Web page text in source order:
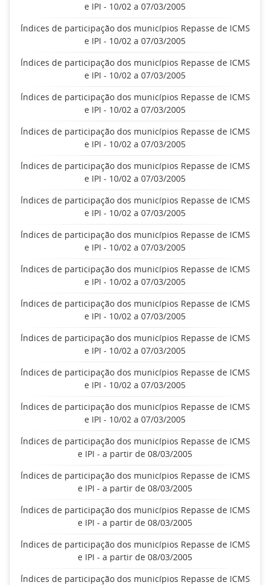
e IPI - 10/02 a 07/03/2005
Índices de participação dos municípios Repasse de ICMS
e IPI - 10/02 a 07/03/2005
Índices de participação dos municípios Repasse de ICMS
e IPI - 10/02 a 07/03/2005
Índices de participação dos municípios Repasse de ICMS
e IPI - 10/02 a 07/03/2005
Índices de participação dos municípios Repasse de ICMS
e IPI - 10/02 a 07/03/2005
Índices de participação dos municípios Repasse de ICMS
e IPI - 10/02 a 07/03/2005
Índices de participação dos municípios Repasse de ICMS
e IPI - 10/02 a 07/03/2005
Índices de participação dos municípios Repasse de ICMS
e IPI - 10/02 a 07/03/2005
Índices de participação dos municípios Repasse de ICMS
e IPI - 10/02 a 07/03/2005
Índices de participação dos municípios Repasse de ICMS
e IPI - 10/02 a 07/03/2005
Índices de participação dos municípios Repasse de ICMS
e IPI - 10/02 a 07/03/2005
Índices de participação dos municípios Repasse de ICMS
e IPI - 10/02 a 07/03/2005
Índices de participação dos municípios Repasse de ICMS
e IPI - 10/02 a 07/03/2005
Índices de participação dos municípios Repasse de ICMS
e IPI - a partir de 08/03/2005
Índices de participação dos municípios Repasse de ICMS
e IPI - a partir de 08/03/2005
Índices de participação dos municípios Repasse de ICMS
e IPI - a partir de 08/03/2005
Índices de participação dos municípios Repasse de ICMS
e IPI - a partir de 08/03/2005
Índices de participação dos municípios Repasse de ICMS